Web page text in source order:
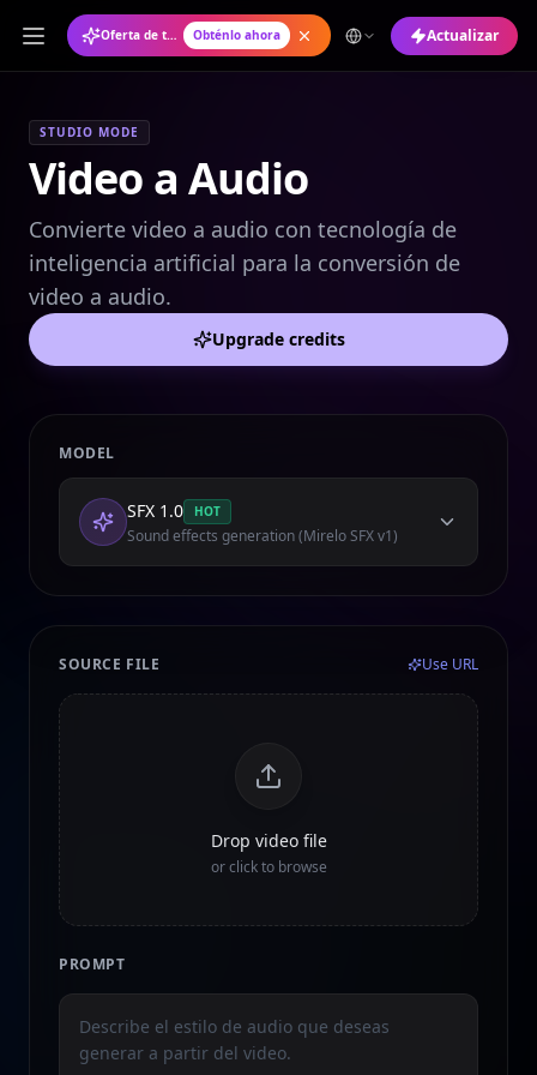
Oferta de temporada: Plan anual con un 50% de descuento Obténlo ahora Actualizar
STUDIO MODE
Video a Audio
Convierte video a audio con tecnología de
inteligencia artificial para la conversión de
video a audio.
Upgrade credits
MODEL
SFX 1.0 HOT
Sound effects generation (Mirelo SFX v1)
SOURCE FILE Use URL
Drop video file
or click to browse
PROMPT